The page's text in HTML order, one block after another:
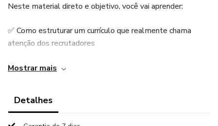
Neste material direto e objetivo, você vai aprender:
✅ Como estruturar um currículo que realmente chama
atenção dos recrutadores
✅ Dicas práticas para otimizar seu perfil no LinkedIn e
✅ Estratégias para se destacar em processos seletivos
Mostrar mais
Detalhes